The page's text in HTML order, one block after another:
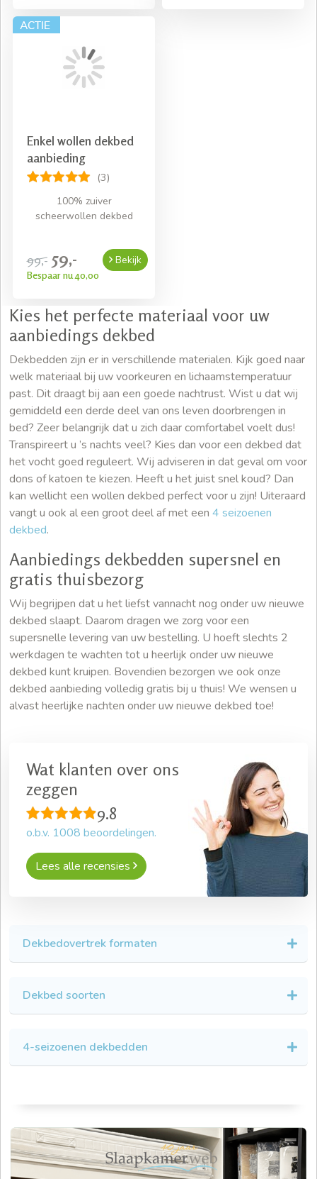
Enkel wollen dekbed
aanbieding
(3)
100% zuiver
scheerwollen dekbed
99,- 59,-
Bespaar nu 40,00
Bekijk
Kies het perfecte materiaal voor uw
aanbiedings dekbed
Dekbedden zijn er in verschillende materialen. Kijk goed naar
welk materiaal bij uw voorkeuren en lichaamstemperatuur
past. Dit draagt bij aan een goede nachtrust. Wist u dat wij
gemiddeld een derde deel van ons leven doorbrengen in
bed? Zeer belangrijk dat u zich daar comfortabel voelt dus!
Transpireert u ’s nachts veel? Kies dan voor een dekbed dat
het vocht goed reguleert. Wij adviseren in dat geval om voor
dons of katoen te kiezen. Heeft u het juist snel koud? Dan
kan wellicht een wollen dekbed perfect voor u zijn! Uiteraard
vangt u ook al een groot deel af met een 4 seizoenen
dekbed.
Aanbiedings dekbedden supersnel en
gratis thuisbezorg
Wij begrijpen dat u het liefst vannacht nog onder uw nieuwe
dekbed slaapt. Daarom dragen we zorg voor een
supersnelle levering van uw bestelling. U hoeft slechts 2
werkdagen te wachten tot u heerlijk onder uw nieuwe
dekbed kunt kruipen. Bovendien bezorgen we ook onze
dekbed aanbieding volledig gratis bij u thuis! We wensen u
alvast heerlijke nachten onder uw nieuwe dekbed toe!
Wat klanten over ons
zeggen
9.8
o.b.v. 1008 beoordelingen.
Lees alle recensies
Dekbedovertrek formaten
Dekbed soorten
4-seizoenen dekbedden